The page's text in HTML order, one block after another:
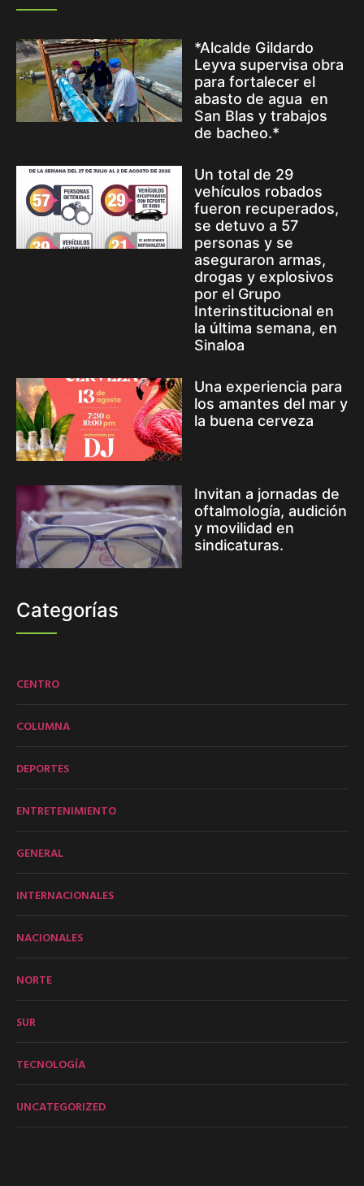
*Alcalde Gildardo
Leyva supervisa obra
para fortalecer el
abasto de agua en
San Blas y trabajos
de bacheo.*
Un total de 29
vehículos robados
fueron recuperados,
se detuvo a 57
personas y se
aseguraron armas,
drogas y explosivos
por el Grupo
Interinstitucional en
la última semana, en
Sinaloa
Una experiencia para
los amantes del mar y
la buena cerveza
Invitan a jornadas de
oftalmología, audición
y movilidad en
sindicaturas.
Categorías
CENTRO
COLUMNA
DEPORTES
ENTRETENIMIENTO
GENERAL
INTERNACIONALES
NACIONALES
NORTE
SUR
TECNOLOGÍA
UNCATEGORIZED